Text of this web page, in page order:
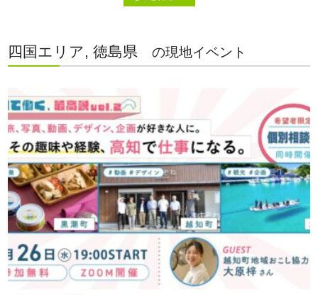
四国エリア, 徳島県 の現地イベント